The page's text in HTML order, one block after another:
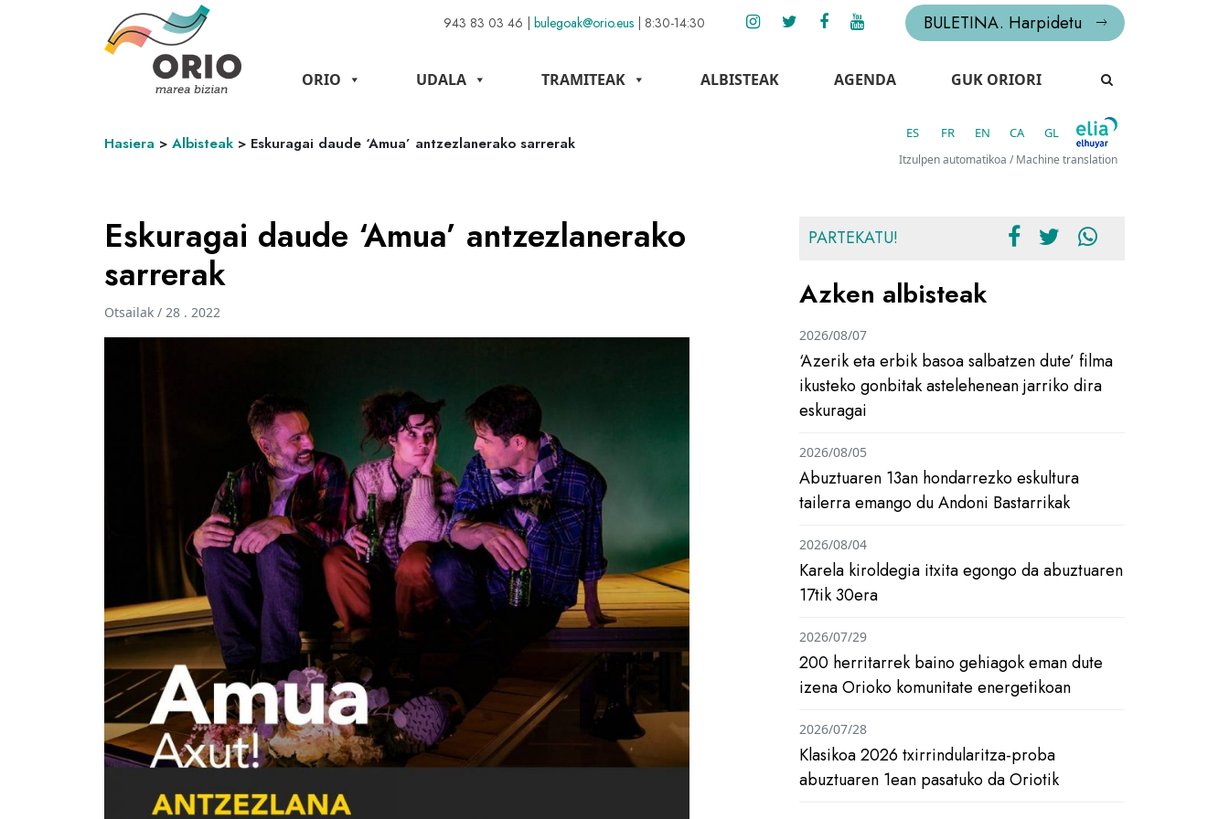
943 83 03 46 | bulegoak@orio.eus | 8:30-14:30 BULETINA. Harpidetu
ORIO UDALA TRAMITEAK ALBISTEAK AGENDA GUK ORIORI
Hasiera > Albisteak > Eskuragai daude ‘Amua’ antzezlanerako sarrerak
ES FR EN CA GL
Itzulpen automatikoa / Machine translation
Eskuragai daude ‘Amua’ antzezlanerako
sarrerak
Otsailak / 28 . 2022
PARTEKATU!
Azken albisteak
‘Azerik eta erbik basoa salbatzen dute’ filma
ikusteko gonbitak astelehenean jarriko dira
eskuragai
2026/08/07
Abuztuaren 13an hondarrezko eskultura
tailerra emango du Andoni Bastarrikak
2026/08/05
Karela kiroldegia itxita egongo da abuztuaren
17tik 30era
2026/08/04
200 herritarrek baino gehiagok eman dute
izena Orioko komunitate energetikoan
2026/07/29
Klasikoa 2026 txirrindularitza-proba
abuztuaren 1ean pasatuko da Oriotik
2026/07/28